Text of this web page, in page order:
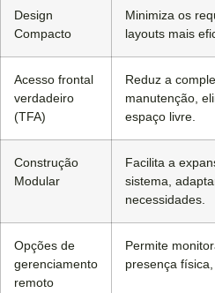
Design
Compacto
Minimiza os
layouts mais
Acesso frontal
verdadeiro
(TFA)
Reduz a
manutenção,
espaço livre.
Construção
Modular
Facilita a
sistema,
necessidades.
Opções de
gerenciamento
remoto
Permite
presença